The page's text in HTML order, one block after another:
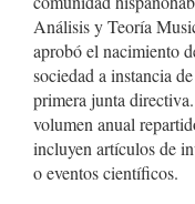
Análisis y Teoría
aprobó el nacimiento
sociedad a instancia
primera junta directiva.
volumen anual
incluyen artículos de
o eventos científicos.